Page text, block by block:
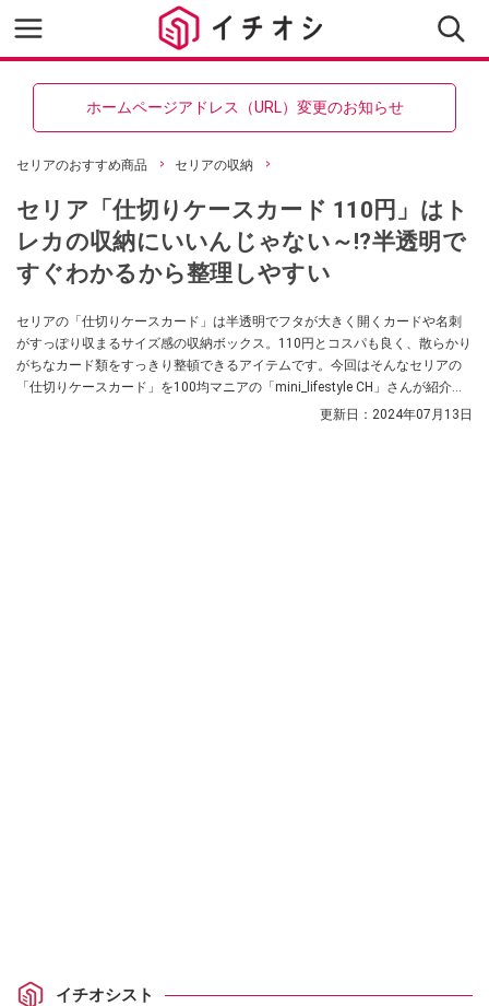
ホームページアドレス（URL）変更のお知らせ
セリアのおすすめ商品 セリアの収納
セリア「仕切りケースカード 110円」はト
レカの収納にいいんじゃない～!?半透明で
すぐわかるから整理しやすい
セリアの「仕切りケースカード」は半透明でフタが大きく開くカードや名刺
がすっぽり収まるサイズ感の収納ボックス。110円とコスパも良く、散らかり
がちなカード類をすっきり整頓できるアイテムです。今回はそんなセリアの
「仕切りケースカード」を100均マニアの「mini_lifestyle CH」さんが紹介し
てくれました。トレーディングカードの収納にもおすすめなので、ぜひ参考
更新日： 2024年07月13日
イチオシスト